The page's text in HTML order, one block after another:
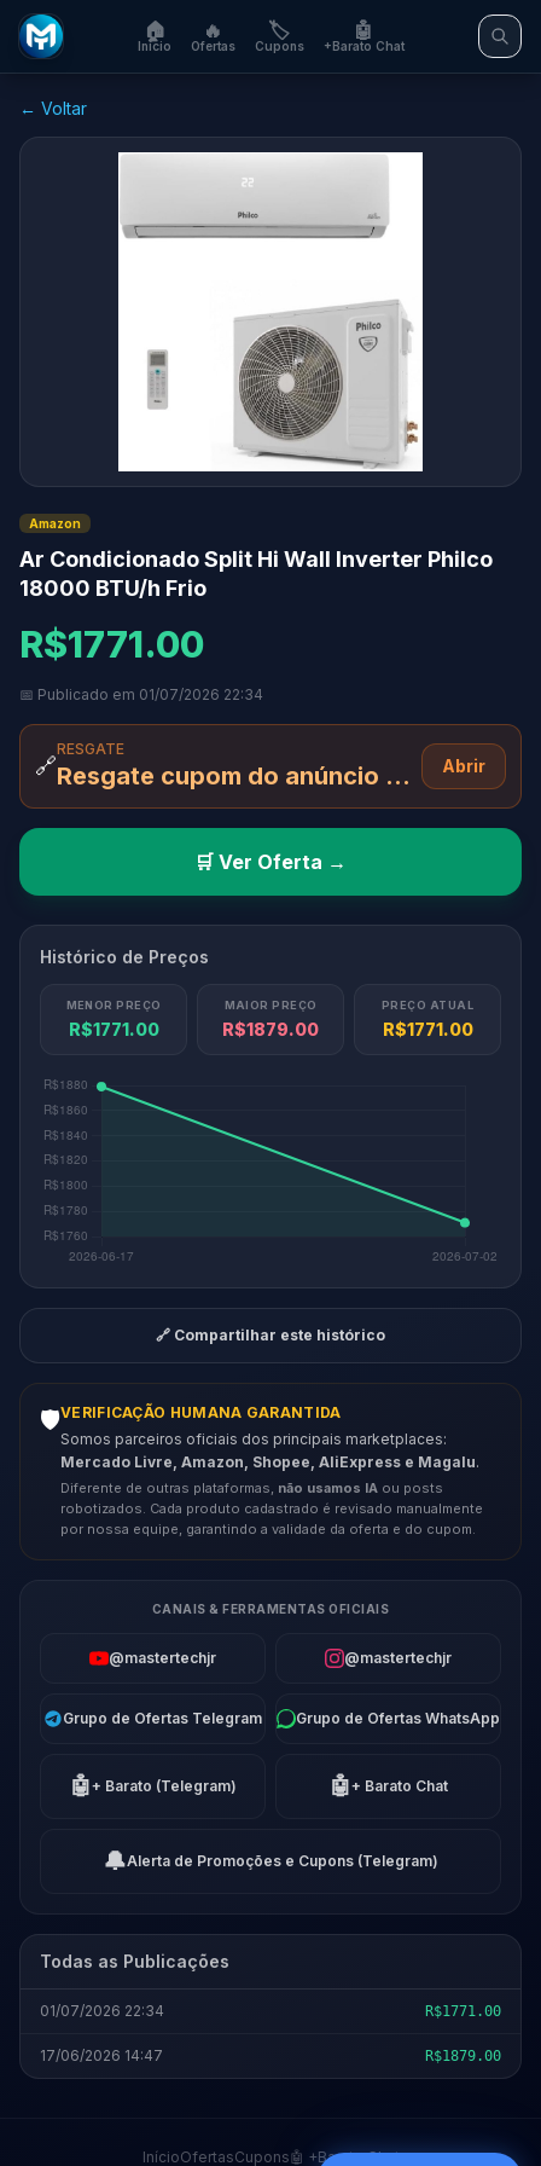
🏠
Início
🔥
Ofertas
🏷️
Cupons
🤖
+Barato Chat
← Voltar
Amazon
Ar Condicionado Split Hi Wall Inverter Philco
18000 BTU/h Frio
R$1771.00
📅 Publicado em 01/07/2026 22:34
🔗
RESGATE
Resgate cupom do anúncio + Pix Abrir
🛒 Ver Oferta →
Histórico de Preços
MENOR PREÇO
R$1771.00
MAIOR PREÇO
R$1879.00
PREÇO ATUAL
R$1771.00
🔗 Compartilhar este histórico
🛡️VERIFICAÇÃO HUMANA GARANTIDA
Somos parceiros oficiais dos principais marketplaces:
Mercado Livre, Amazon, Shopee, AliExpress e Magalu.
Diferente de outras plataformas, não usamos IA ou posts
robotizados. Cada produto cadastrado é revisado manualmente
por nossa equipe, garantindo a validade da oferta e do cupom.
CANAIS & FERRAMENTAS OFICIAIS
@mastertechjr @mastertechjr
Grupo de Ofertas Telegram Grupo de Ofertas WhatsApp
🤖+ Barato (Telegram) 🤖+ Barato Chat
🔔Alerta de Promoções e Cupons (Telegram)
Todas as Publicações
01/07/2026 22:34 R$1771.00
17/06/2026 14:47 R$1879.00
InícioOfertasCupons🤖 +Barato Chat